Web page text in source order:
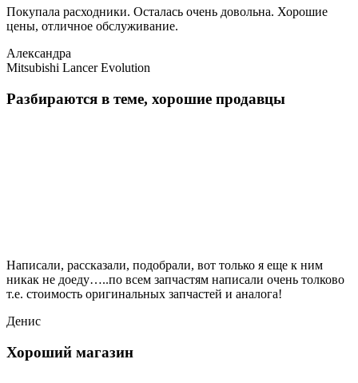
Покупала расходники. Осталась очень довольна. Хорошие
цены, отличное обслуживание.
Александра
Mitsubishi Lancer Evolution
Разбираются в теме, хорошие продавцы
Написали, рассказали, подобрали, вот только я еще к ним
никак не доеду…..по всем запчастям написали очень толково
т.е. стоимость оригинальных запчастей и аналога!
Денис
Хороший магазин